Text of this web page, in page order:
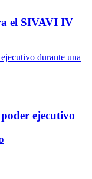
el SIVAVI IV
ejecutivo